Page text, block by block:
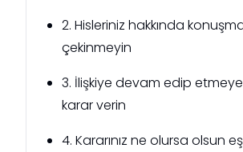
2. Hisleriniz hakkında
çekinmeyin
3. İlişkiye devam edip
karar verin
4. Kararınız ne olursa olsun